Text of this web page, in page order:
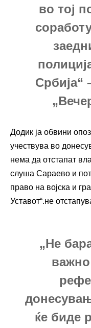
во тој
Србија“
Додик ја обвини
учествува во
нема да отстапат
слуша Сараево и
право на војска и
Уставот“.не
„Не
ќе биде